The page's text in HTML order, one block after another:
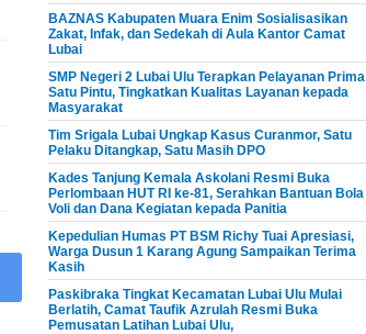
BAZNAS Kabupaten Muara Enim Sosialisasikan
Zakat, Infak, dan Sedekah di Aula Kantor Camat
Lubai
SMP Negeri 2 Lubai Ulu Terapkan Pelayanan Prima
Satu Pintu, Tingkatkan Kualitas Layanan kepada
Masyarakat
Tim Srigala Lubai Ungkap Kasus Curanmor, Satu
Pelaku Ditangkap, Satu Masih DPO
Kades Tanjung Kemala Askolani Resmi Buka
Perlombaan HUT RI ke-81, Serahkan Bantuan Bola
Voli dan Dana Kegiatan kepada Panitia
Kepedulian Humas PT BSM Richy Tuai Apresiasi,
Warga Dusun 1 Karang Agung Sampaikan Terima
Kasih
Paskibraka Tingkat Kecamatan Lubai Ulu Mulai
Berlatih, Camat Taufik Azrulah Resmi Buka
Pemusatan Latihan Lubai Ulu,